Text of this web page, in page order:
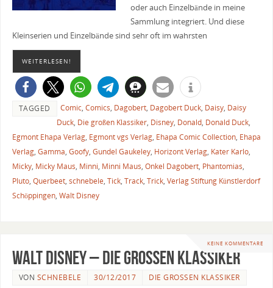
oder auch Einzelbände in meine
Sammlung integriert. Und diese
Kleinserien und Einzelbände sind sehr oft im wahrsten
WEITERLESEN!
TAGGED Comic, Comics, Dagobert, Dagobert Duck, Daisy, Daisy
Duck, Die großen Klassiker, Disney, Donald, Donald Duck,
Egmont Ehapa Verlag, Egmont vgs Verlag, Ehapa Comic Collection, Ehapa
Verlag, Gamma, Goofy, Gundel Gaukeley, Horizont Verlag, Kater Karlo,
Micky, Micky Maus, Minni, Minni Maus, Onkel Dagobert, Phantomias,
Pluto, Querbeet, schnebele, Tick, Track, Trick, Verlag Stiftung Künstlerdorf
Schöppingen, Walt Disney
KEINE KOMMENTARE
Walt Disney – Die großen Klassiker
VON SCHNEBELE 30/12/2017 DIE GROSSEN KLASSIKER